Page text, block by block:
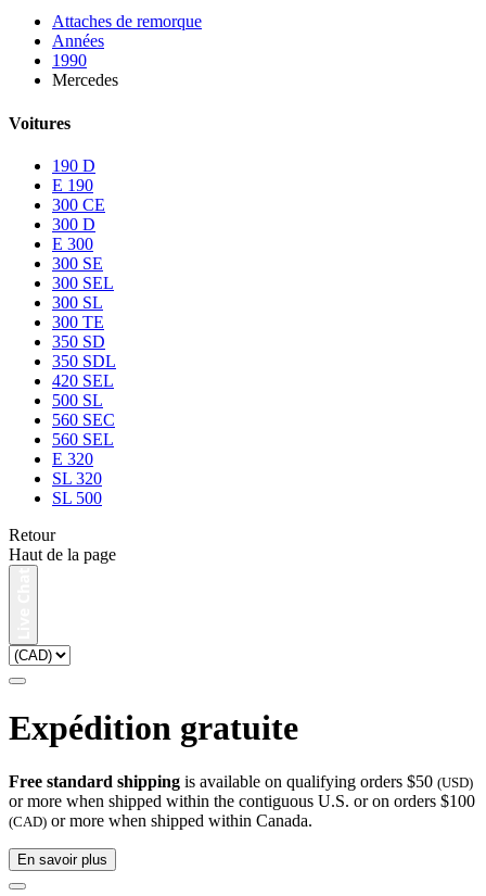
Attaches de remorque
Années
1990
Mercedes
Voitures
190 D
E 190
300 CE
300 D
E 300
300 SE
300 SEL
300 SL
300 TE
350 SD
350 SDL
420 SEL
500 SL
560 SEC
560 SEL
E 320
SL 320
SL 500
Retour
Haut de la page
Expédition gratuite
Free standard shipping is available on qualifying orders $50 (USD)
or more when shipped within the contiguous U.S. or on orders $100
(CAD) or more when shipped within Canada.
En savoir plus